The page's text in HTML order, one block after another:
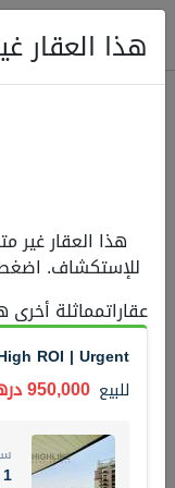
شقة للبيع 1,350,000
4
1
اسم الوسيط
ARSHAD SAIYED
هذا العقار
هذا العقار غير
للإستكشاف.
عقاراتمماثلة
ROI | Urgent
للبيع 950,000 درهم
1